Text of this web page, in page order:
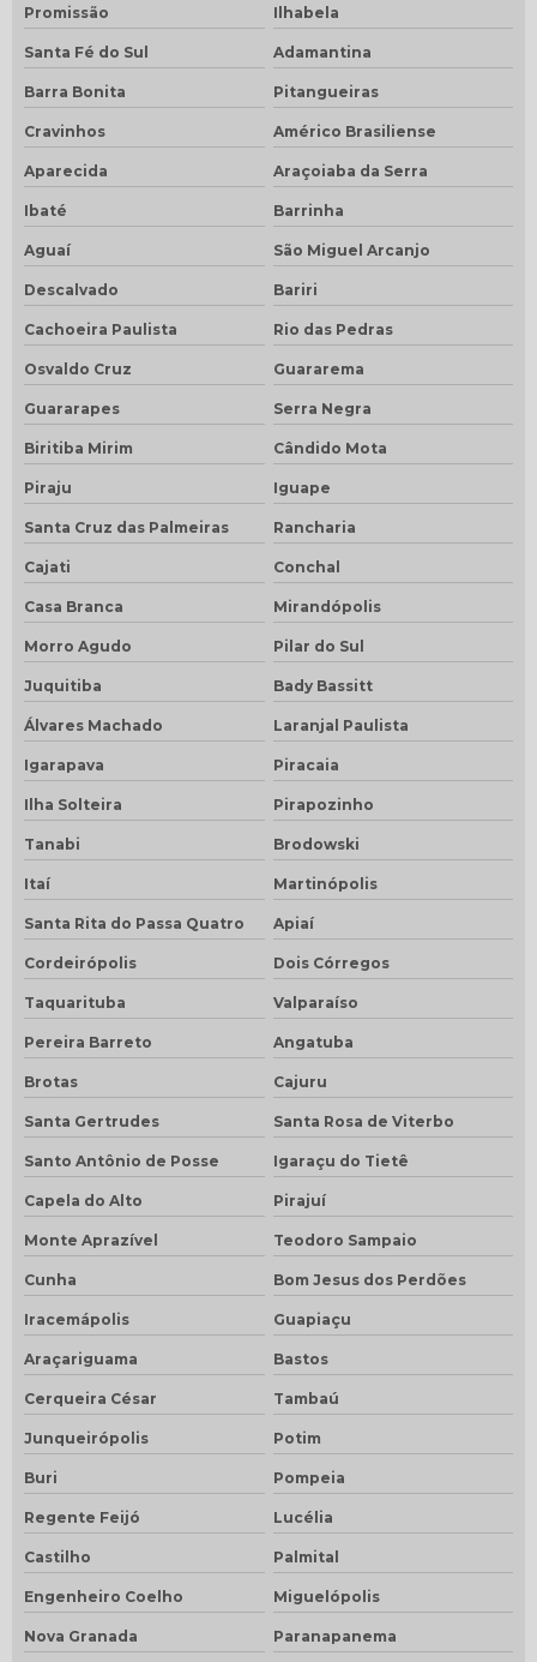
Promissão Ilhabela
Santa Fé do Sul Adamantina
Barra Bonita Pitangueiras
Cravinhos Américo Brasiliense
Aparecida Araçoiaba da Serra
Ibaté Barrinha
Aguaí São Miguel Arcanjo
Descalvado Bariri
Cachoeira Paulista Rio das Pedras
Osvaldo Cruz Guararema
Guararapes Serra Negra
Biritiba Mirim Cândido Mota
Piraju Iguape
Santa Cruz das Palmeiras Rancharia
Cajati Conchal
Casa Branca Mirandópolis
Morro Agudo Pilar do Sul
Juquitiba Bady Bassitt
Álvares Machado Laranjal Paulista
Igarapava Piracaia
Ilha Solteira Pirapozinho
Tanabi Brodowski
Itaí Martinópolis
Santa Rita do Passa Quatro Apiaí
Cordeirópolis Dois Córregos
Taquarituba Valparaíso
Pereira Barreto Angatuba
Brotas Cajuru
Santa Gertrudes Santa Rosa de Viterbo
Santo Antônio de Posse Igaraçu do Tietê
Capela do Alto Pirajuí
Monte Aprazível Teodoro Sampaio
Cunha Bom Jesus dos Perdões
Iracemápolis Guapiaçu
Araçariguama Bastos
Cerqueira César Tambaú
Junqueirópolis Potim
Buri Pompeia
Regente Feijó Lucélia
Castilho Palmital
Engenheiro Coelho Miguelópolis
Nova Granada Paranapanema